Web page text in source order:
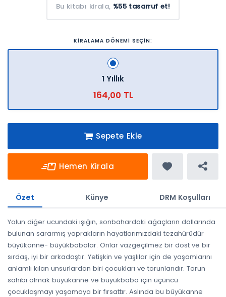
Bu kitabı kirala, %55 tasarruf et!
KİRALAMA DÖNEMİ SEÇİN:
1 Yıllık
164,00 TL
Sepete Ekle
Hemen Kirala
Özet Künye DRM Koşulları
Yolun diğer ucundaki ışığın, sonbahardaki ağaçların dallarında
bulunan sararmış yaprakların hayatlarımızdaki tezahürüdür
büyükanne- büyükbabalar. Onlar vazgeçilmez bir dost ve bir
sırdaş, iyi bir arkadaştır. Yetişkin ve yaşlılar için de yaşamlarını
anlamlı kılan unsurlardan biri çocukları ve torunlarıdır. Torun
sahibi olmak büyükanne ve büyükbaba için üçüncü
çocuklaşmayı yaşamaya bir fırsattır. Aslında bu büyükanne